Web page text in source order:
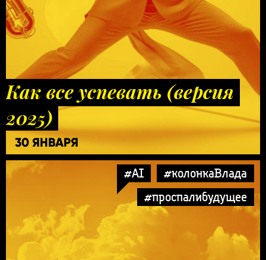
Как все успевать (версия
2025)
30 ЯНВАРЯ
#AI
#колонкаВлада
#проспалибудущее